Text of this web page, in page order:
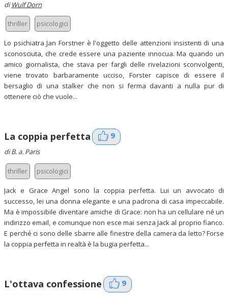
diWulf Dorn
thriller psicologici
Lo psichiatra Jan Forstner è l'oggetto delle attenzioni insistenti di una
sconosciuta, che crede essere una paziente innocua. Ma quando un
amico giornalista, che stava per fargli delle rivelazioni sconvolgenti,
viene trovato barbaramente ucciso, Forster capisce di essere il
bersaglio di una stalker che non si ferma davanti a nulla pur di
ottenere ciò che vuole...
La coppia perfetta 9
di B. a. Paris
thriller psicologici
Jack e Grace Angel sono la coppia perfetta. Lui un avvocato di
successo, lei una donna elegante e una padrona di casa impeccabile.
Ma è impossibile diventare amiche di Grace: non ha un cellulare né un
indirizzo email, e comunque non esce mai senza Jack al proprio fianco.
E perché ci sono delle sbarre alle finestre della camera da letto? Forse
la coppia perfetta in realtà è la bugia perfetta...
L'ottava confessione 9